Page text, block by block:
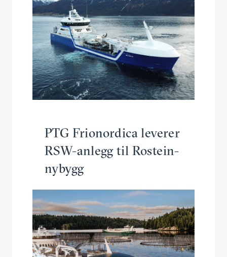
PTG Frionordica leverer
RSW-anlegg til Rostein-
nybygg